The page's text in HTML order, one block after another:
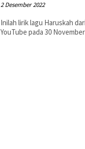
2 Desember 2022
Inilah lirik lagu Haruskah
YouTube pada 30